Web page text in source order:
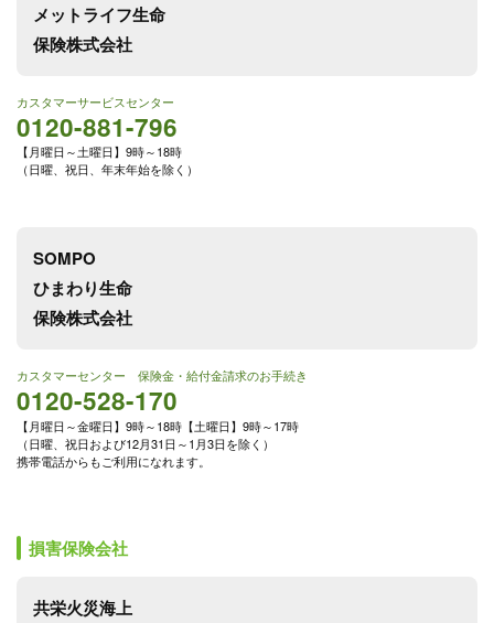
メットライフ生命
保険株式会社
カスタマーサービスセンター
0120-881-796
【月曜日～土曜日】9時～18時
（日曜、祝日、年末年始を除く）
SOMPO
ひまわり生命
保険株式会社
カスタマーセンター 保険金・給付金請求のお手続き
0120-528-170
【月曜日～金曜日】9時～18時【土曜日】9時～17時
（日曜、祝日および12月31日～1月3日を除く）
携帯電話からもご利用になれます。
損害保険会社
共栄火災海上